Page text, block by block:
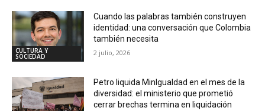
CULTURA Y
SOCIEDAD
Cuando las palabras también construyen
identidad: una conversación que Colombia
también necesita
2 julio, 2026
Petro liquida MinIgualdad en el mes de la
diversidad: el ministerio que prometió
cerrar brechas termina en liquidación